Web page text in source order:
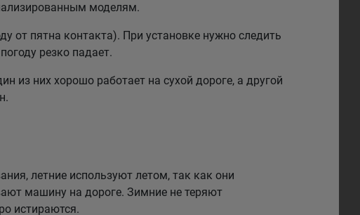
моделям.
пятна контакта). При установке нужно следить
резко падает.
из них хорошо работает на сухой дороге, а другой
летние используют летом, так как они
машину на дороге. Зимние не теряют
истираются.